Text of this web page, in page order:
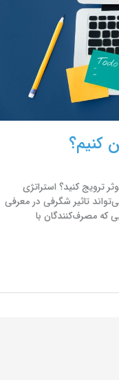
کنیم؟
ترویج کنید؟ استراتژی
تاثیر شگرفی در معرفی
که مصرف‌کنندگان با